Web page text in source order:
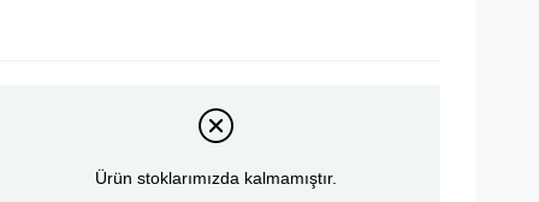
Ürün stoklarımızda kalmamıştır.